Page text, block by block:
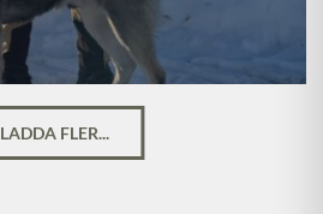
LADDA FLER...